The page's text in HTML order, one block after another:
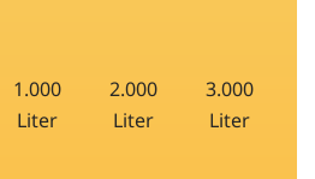
1.000
Liter
2.000
Liter
3.000
Liter